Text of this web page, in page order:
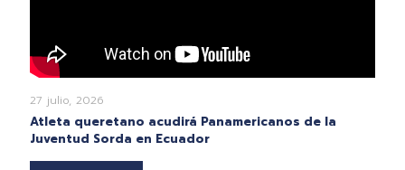
27 julio, 2026
Atleta queretano acudirá Panamericanos de la
Juventud Sorda en Ecuador